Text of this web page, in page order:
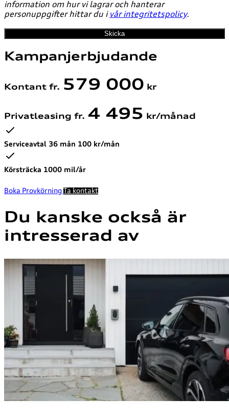
information om hur vi lagrar och hanterar
personuppgifter hittar du i vår integritetspolicy.
Kampanjerbjudande
Kontant fr. 579 000 kr
Privatleasing fr. 4 495 kr/månad
Serviceavtal 36 mån 100 kr/mån
Körsträcka 1000 mil/år
Boka Provkörning Ta kontakt
Du kanske också är
intresserad av